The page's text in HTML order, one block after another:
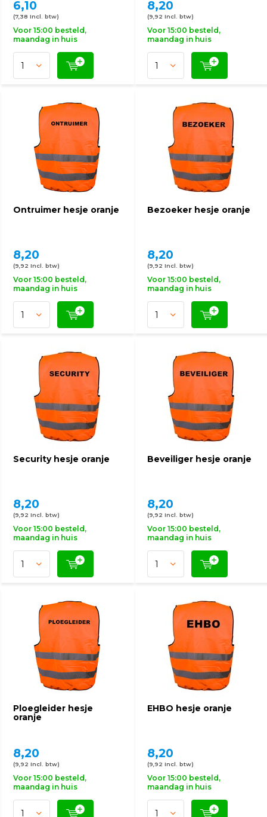
6,10
(7,38 Incl. btw)
Voor 15:00 besteld,
maandag in huis
8,20
(9,92 Incl. btw)
Voor 15:00 besteld,
maandag in huis
Ontruimer hesje oranje
8,20
(9,92 Incl. btw)
Voor 15:00 besteld,
maandag in huis
Bezoeker hesje oranje
8,20
(9,92 Incl. btw)
Voor 15:00 besteld,
maandag in huis
Security hesje oranje
8,20
(9,92 Incl. btw)
Voor 15:00 besteld,
maandag in huis
Beveiliger hesje oranje
8,20
(9,92 Incl. btw)
Voor 15:00 besteld,
maandag in huis
Ploegleider hesje
oranje
8,20
(9,92 Incl. btw)
Voor 15:00 besteld,
maandag in huis
EHBO hesje oranje
8,20
(9,92 Incl. btw)
Voor 15:00 besteld,
maandag in huis